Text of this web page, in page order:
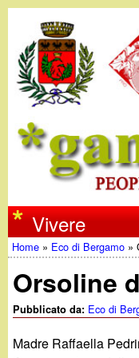
w
w
w
.
Vivere
Tu
sei
Home » Eco di Bergamo »
Orsoline
Pubblicato da: Eco di
Madre Raffaella